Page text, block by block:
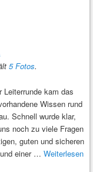
5 Fotos.
Leiterrunde kam das
Wissen rund
Schnell wurde klar,
noch zu viele Fragen
guten und sicheren
und einer …Weiterlesen